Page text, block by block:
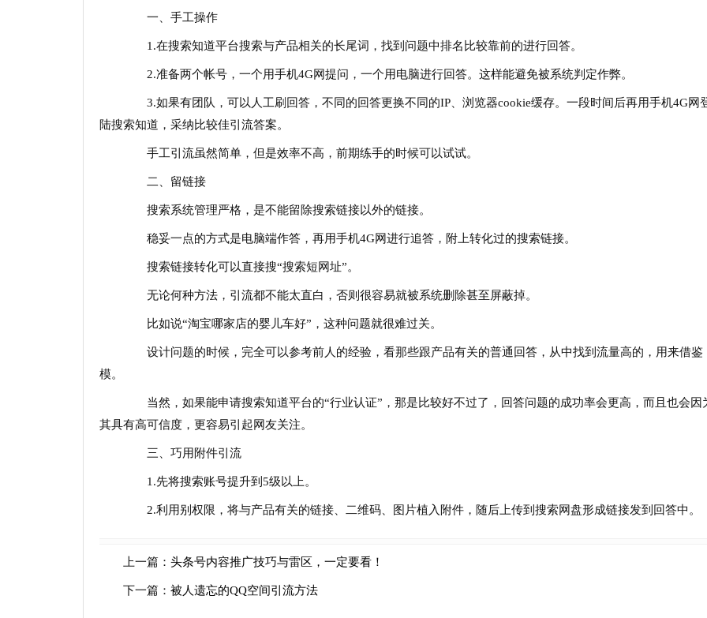
一、手工操作
1.在搜索知道平台搜索与产品相关的长尾词，找到问题中排名比较靠前的进行回答。
2.准备两个帐号，一个用手机4G网提问，一个用电脑进行回答。这样能避免被系统判定作弊。
3.如果有团队，可以人工刷回答，不同的回答更换不同的IP、浏览器cookie缓存。一段时间后再用手机4G网
陆搜索知道，采纳比较佳引流答案。
手工引流虽然简单，但是效率不高，前期练手的时候可以试试。
二、留链接
搜索系统管理严格，是不能留除搜索链接以外的链接。
稳妥一点的方式是电脑端作答，再用手机4G网进行追答，附上转化过的搜索链接。
搜索链接转化可以直接搜“搜索短网址”。
无论何种方法，引流都不能太直白，否则很容易就被系统删除甚至屏蔽掉。
比如说“淘宝哪家店的婴儿车好”，这种问题就很难过关。
设计问题的时候，完全可以参考前人的经验，看那些跟产品有关的普通回答，从中找到流量高的，用来借鉴
模。
当然，如果能申请搜索知道平台的“行业认证”，那是比较好不过了，回答问题的成功率会更高，而且也会因
其具有高可信度，更容易引起网友关注。
三、巧用附件引流
1.先将搜索账号提升到5级以上。
2.利用别权限，将与产品有关的链接、二维码、图片植入附件，随后上传到搜索网盘形成链接发到回答中。
上一篇： 头条号内容推广技巧与雷区，一定要看！
下一篇： 被人遗忘的QQ空间引流方法